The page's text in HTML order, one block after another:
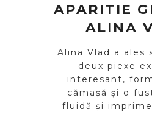
APARITIE
ALINA
Alina Vlad a ales
deux piexe
interesant,
cămașă și o
fluidă și